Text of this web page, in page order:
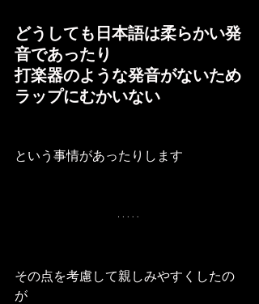
どうしても日本語は柔らかい発
音であったり
打楽器のような発音がないため
ラップにむかいない
という事情があったりします
その点を考慮して親しみやすくしたの
が